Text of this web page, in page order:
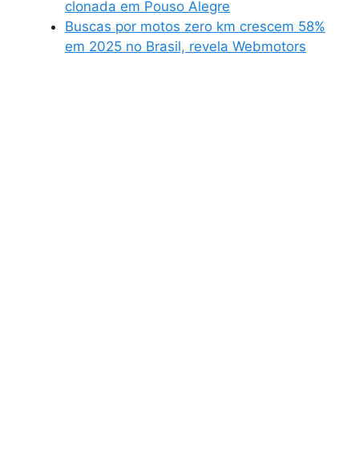
clonada em Pouso Alegre
Buscas por motos zero km crescem 58%
em 2025 no Brasil, revela Webmotors